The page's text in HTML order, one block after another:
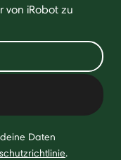
von iRobot zu
Daten
.